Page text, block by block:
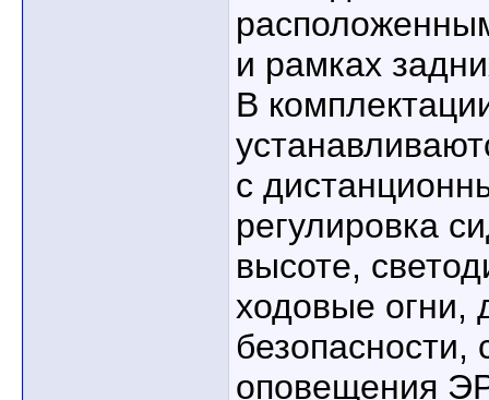
и рамках
В
с
регулировка
высоте,
ходовые огни,
безопасности,
оповещения